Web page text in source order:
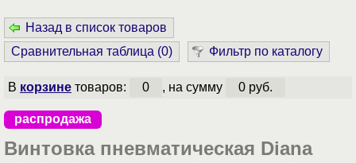
Назад в список товаров
Сравнительная таблица (0) Фильтр по каталогу
В корзинетоваров: 0 , на сумму 0 руб.
распродажа
Винтовка пневматическая Diana